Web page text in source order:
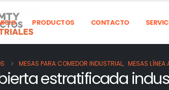
PRODUCTOS CONTACTO
MESAS PARA COMEDOR INDUSTRIAL, MESAS LÍNEA
estratificada